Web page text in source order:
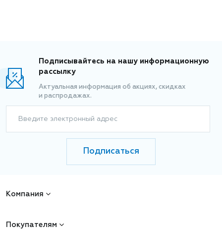
Подписывайтесь на нашу информационную
рассылку
Актуальная информация об акциях, скидках
и распродажах.
Введите электронный адрес
Подписаться
Компания
Покупателям